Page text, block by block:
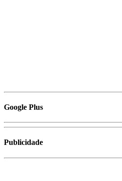
Google Plus
Publicidade